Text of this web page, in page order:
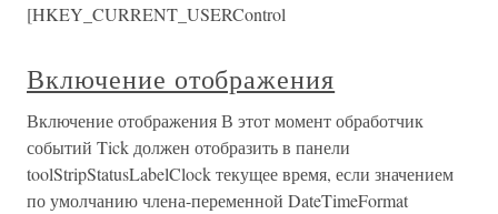
[HKEY_CURRENT_USERControl
Включение отображения
Включение отображения В этот момент обработчик
событий Tick должен отобразить в панели
toolStripStatusLabelClock текущее время, если значением
по умолчанию члена-переменной DateTimeFormat